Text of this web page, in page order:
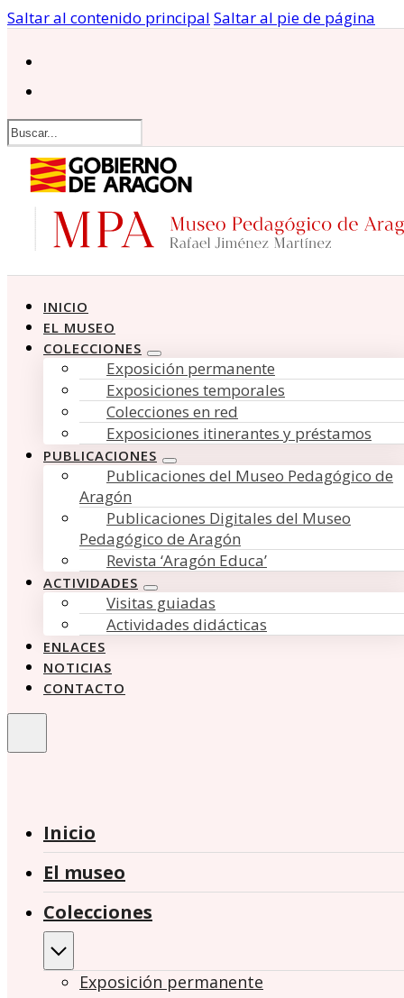
Saltar al contenido principal Saltar al pie de página
Buscar
INICIO
EL MUSEO
COLECCIONES
Exposición permanente
Exposiciones temporales
Colecciones en red
Exposiciones itinerantes y préstamos
PUBLICACIONES
Publicaciones del Museo Pedagógico de
Aragón
Publicaciones Digitales del Museo
Pedagógico de Aragón
Revista ‘Aragón Educa’
ACTIVIDADES
Visitas guiadas
Actividades didácticas
ENLACES
NOTICIAS
CONTACTO
Inicio
El museo
Colecciones
Exposición permanente